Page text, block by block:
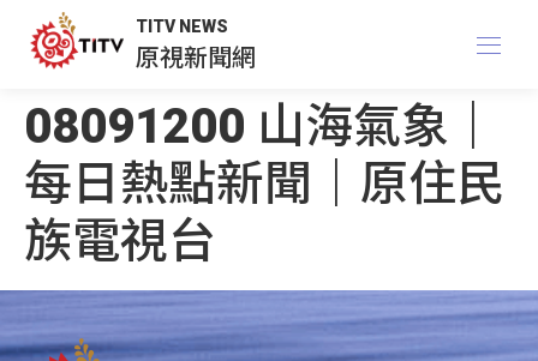
TITV NEWS
原視新聞網
08091200 山海氣象｜
每日熱點新聞｜原住民
族電視台